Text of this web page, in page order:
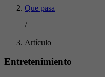
Que pasa
/
Artículo
Entretenimiento